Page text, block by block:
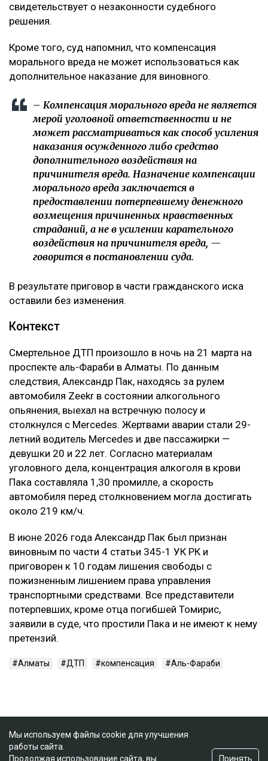
свидетельствует о незаконности судебного
решения.
Кроме того, суд напомнил, что компенсация
морального вреда не может использоваться как
дополнительное наказание для виновного.
– Компенсация морального вреда не является
мерой уголовной ответственности и не
может рассматриваться как способ усиления
наказания осужденного либо средство
дополнительного воздействия на
причинителя вреда. Назначение компенсации
морального вреда заключается в
предоставлении потерпевшему денежного
возмещения причиненных нравственных
страданий, а не в усилении карательного
воздействия на причинителя вреда, —
говорится в постановлении суда.
В результате приговор в части гражданского иска
оставили без изменения.
Контекст
Смертельное ДТП произошло в ночь на 21 марта на
проспекте аль-Фараби в Алматы. По данным
следствия, Александр Пак, находясь за рулем
автомобиля Zeekr в состоянии алкогольного
опьянения, выехал на встречную полосу и
столкнулся с Mercedes. Жертвами аварии стали 29-
летний водитель Mercedes и две пассажирки —
девушки 20 и 22 лет. Согласно материалам
уголовного дела, концентрация алкоголя в крови
Пака составляла 1,30 промилле, а скорость
автомобиля перед столкновением могла достигать
около 219 км/ч.
В июне 2026 года Александр Пак был признан
виновным по части 4 статьи 345-1 УК РК и
приговорен к 10 годам лишения свободы с
пожизненным лишением права управления
транспортными средствами. Все представители
потерпевших, кроме отца погибшей Томирис,
заявили в суде, что простили Пака и не имеют к нему
претензий.
Алматы ДТП компенсация Аль-Фараби
Мы используем файлы cookie для улучшения
работы сайта.
Продолжая использование сайта, вы
Принять